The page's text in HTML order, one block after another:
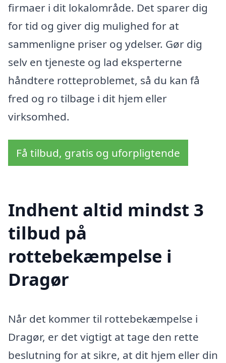
firmaer i dit lokalområde. Det sparer dig
for tid og giver dig mulighed for at
sammenligne priser og ydelser. Gør dig
selv en tjeneste og lad eksperterne
håndtere rotteproblemet, så du kan få
fred og ro tilbage i dit hjem eller
virksomhed.
Få tilbud, gratis og uforpligtende
Indhent altid mindst 3
tilbud på
rottebekæmpelse i
Dragør
Når det kommer til rottebekæmpelse i
Dragør, er det vigtigt at tage den rette
beslutning for at sikre, at dit hjem eller din